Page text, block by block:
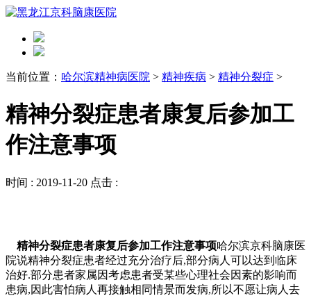
当前位置： 哈尔滨精神病医院 > 精神疾病 > 精神分裂症 >
精神分裂症患者康复后参加工
作注意事项
时间 : 2019-11-20 点击 :
精神分裂症患者康复后参加工作注意事项哈尔滨京科脑康医
院说精神分裂症患者经过充分治疗后,部分病人可以达到临床
治好.部分患者家属因考虑患者受某些心理社会因素的影响而
患病,因此害怕病人再接触相同情景而发病,所以不愿让病人去